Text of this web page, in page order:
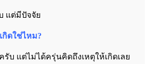
แต่มีปัจจัย
กิดใช่ไหม?
รับ แต่ไม่ได้ครุ่นคิดถึงเหตุให้เกิดเลย